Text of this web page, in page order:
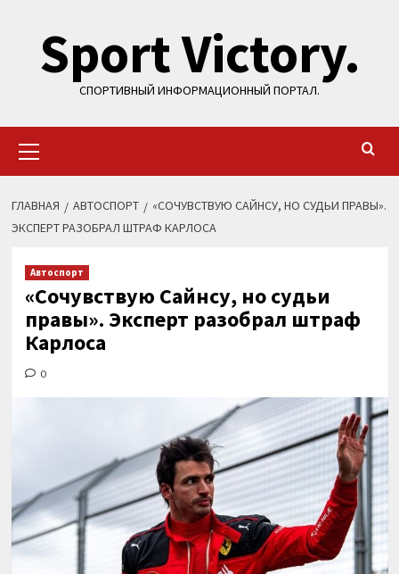
содержимому
Sport Victory.
СПОРТИВНЫЙ ИНФОРМАЦИОННЫЙ ПОРТАЛ.
меню
ГЛАВНАЯ АВТОСПОРТ
«СОЧУВСТВУЮ САЙНСУ, НО СУДЬИ ПРАВЫ».
ЭКСПЕРТ РАЗОБРАЛ ШТРАФ КАРЛОСА
Автоспорт
«Сочувствую Сайнсу, но судьи
правы». Эксперт разобрал штраф
Карлоса
0